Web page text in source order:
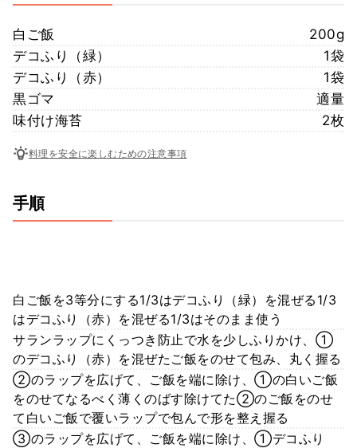
白ご飯
200g
デコふり（緑）
1袋
デコふり（赤）
1袋
黒ゴマ
適量
味付け海苔
2枚
料理を安全に楽しむための注意事項
手順
白ご飯を3等分にする1/3はデコふり（緑）を混ぜる1/3
はデコふり（赤）を混ぜる1/3はそのまま使う
サランラップにくっつき防止で水を少しふりかけ、①
のデコふり（赤）を混ぜたご飯をのせて包み、丸く握る
②のラップを広げて、ご飯を端に除け、①の白いご飯
をのせてなるべく薄くのばす除けてた②のご飯をのせ
て白いご飯で覆いラップで包んで形を整え握る
③のラップを広げて、ご飯を端に除け、①デコふり